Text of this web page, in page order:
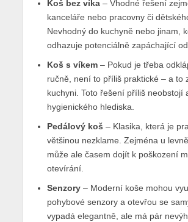
Koš bez víka– Vhodné řešení
kanceláře nebo pracovny či
Nevhodný do kuchyně nebo jinam,
odhazuje potenciálně zapáchající
Koš s víkem– Pokud je třeba
ručně, není to příliš praktické – a to
kuchyni. Toto řešení příliš neobstojí
hygienického hlediska.
Pedálový koš – Klasika, která je
většinou nezklame. Zejména u
může ale časem dojít k poškození
otevírání.
Senzory– Moderní koše mohou
pohybové senzory a otevřou se
vypadá elegantně, ale má pár